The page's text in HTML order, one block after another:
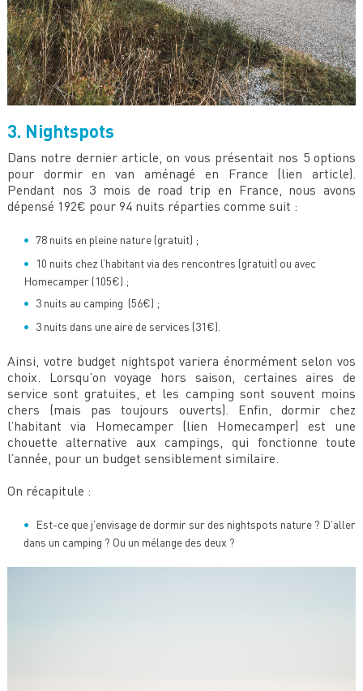
3. Nightspots
Dans notre dernier article, on vous présentait nos 5 options
pour dormir en van aménagé en France (lien article).
Pendant nos 3 mois de road trip en France, nous avons
dépensé 192€ pour 94 nuits réparties comme suit :
78 nuits en pleine nature (gratuit) ;
10 nuits chez l’habitant via des rencontres (gratuit) ou avec
Homecamper (105€) ;
3 nuits au camping (56€) ;
3 nuits dans une aire de services (31€).
Ainsi, votre budget nightspot variera énormément selon vos
choix. Lorsqu’on voyage hors saison, certaines aires de
service sont gratuites, et les camping sont souvent moins
chers (mais pas toujours ouverts). Enfin, dormir chez
l’habitant via Homecamper (lien Homecamper) est une
chouette alternative aux campings, qui fonctionne toute
l’année, pour un budget sensiblement similaire.
On récapitule :
Est-ce que j’envisage de dormir sur des nightspots nature ? D’aller
dans un camping ? Ou un mélange des deux ?